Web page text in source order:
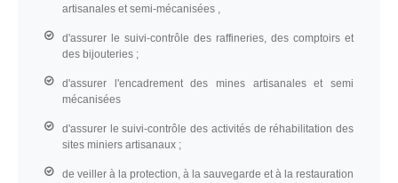
artisanales et semi-mécanisées ,
d'assurer le suivi-contrôle des raffineries, des comptoirs et
des bijouteries ;
d'assurer l'encadrement des mines artisanales et semi
mécanisées
d'assurer le suivi-contrôle des activités de réhabilitation des
sites miniers artisanaux ;
de veiller à la protection, à la sauvegarde et à la restauration